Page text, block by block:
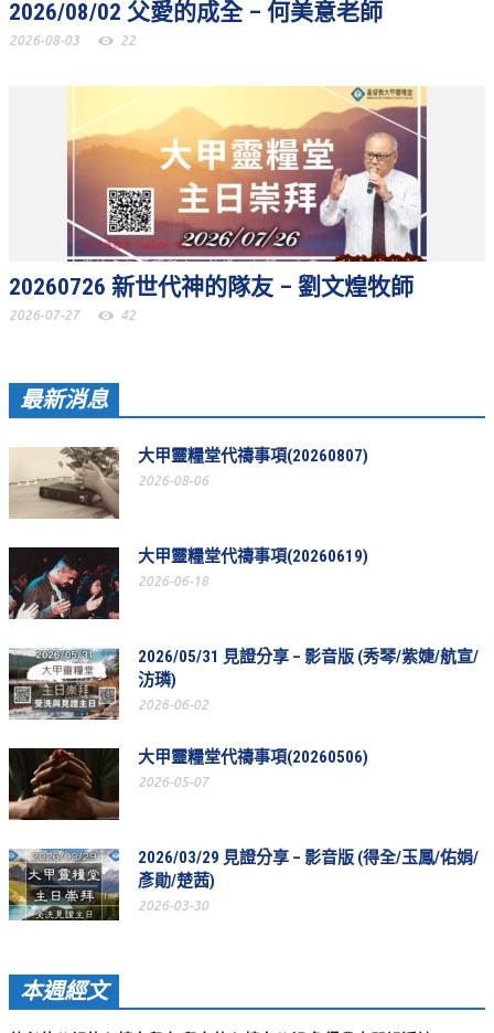
聚會剪影_2016年
聚會剪影_2014年
聚會剪影_2013年
教會節慶_2026年
教會節慶_2025年
教會節慶_2024年
教會節慶_2022年
教會節慶_2020年
教會節慶_2019年
教會節慶_2018年
教會節慶_2017年
教會節慶_2015年
教會節慶_2014年
教會節慶_2013年
活動影音
活動影音_2025年
活動影音_2024年
活動影音_2022年
2026/08/02 父愛的成全 – 何美意老師
2026-08-03 22
20260726 新世代神的隊友 – 劉文煌牧師
2026-07-27 42
最新消息
大甲靈糧堂代禱事項(20260807)
2026-08-06
大甲靈糧堂代禱事項(20260619)
2026-06-18
2026/05/31 見證分享 – 影音版 (秀琴/紫婕/航宣/
汸璘)
2026-06-02
大甲靈糧堂代禱事項(20260506)
2026-05-07
2026/03/29 見證分享 – 影音版 (得全/玉鳳/佑娟/
彥勛/楚茜)
2026-03-30
本週經文